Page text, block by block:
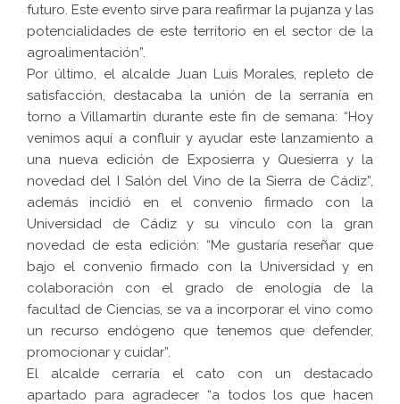
futuro. Este evento sirve para reafirmar la pujanza y las
potencialidades de este territorio en el sector de la
agroalimentación”.
Por último, el alcalde Juan Luis Morales, repleto de
satisfacción, destacaba la unión de la serranía en
torno a Villamartín durante este fin de semana: “Hoy
venimos aquí a confluir y ayudar este lanzamiento a
una nueva edición de Exposierra y Quesierra y la
novedad del I Salón del Vino de la Sierra de Cádiz”,
además incidió en el convenio firmado con la
Universidad de Cádiz y su vínculo con la gran
novedad de esta edición: “Me gustaría reseñar que
bajo el convenio firmado con la Universidad y en
colaboración con el grado de enología de la
facultad de Ciencias, se va a incorporar el vino como
un recurso endógeno que tenemos que defender,
promocionar y cuidar”.
El alcalde cerraría el cato con un destacado
apartado para agradecer “a todos los que hacen